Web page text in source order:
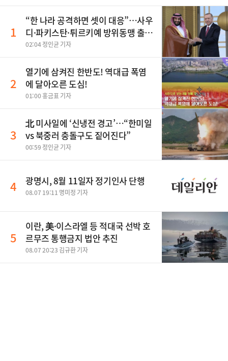
1
“한 나라 공격하면 셋이 대응”…사우
디·파키스탄·튀르키예 방위동맹 출
범
02:04 정인균 기자
2
열기에 삼켜진 한반도! 역대급 폭염
에 달아오른 도심!
01:00 홍금표 기자
3
北 미사일에 ‘신냉전 경고’…“한미일
vs 북중러 충돌구도 짙어진다”
00:59 정인균 기자
4 광명시, 8월 11일자 정기인사 단행
08.07 19:11 명미정 기자
5
이란, 美·이스라엘 등 적대국 선박 호
르무즈 통행금지 법안 추진
08.07 20:23 김규환 기자